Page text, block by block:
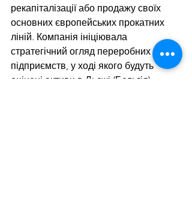
рекапіталізації або продажу своїх
основних європейських прокатних
ліній. Компанія ініціювала
стратегічний огляд переробних
підприємств, у ході якого будуть
оцінені активи в Льєжі (Бельгія),